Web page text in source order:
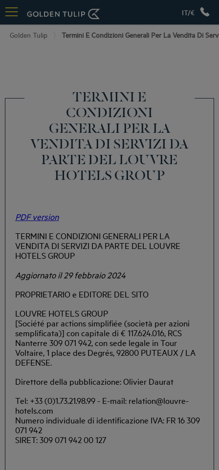
IT/€
Golden Tulip Termini E Condizioni Generali Per La Vendita Di
TERMINI E
CONDIZIONI
GENERALI PER LA
VENDITA DI SERVIZI DA
PARTE DEL LOUVRE
HOTELS GROUP
PDF version
TERMINI E CONDIZIONI GENERALI PER LA
VENDITA DI SERVIZI DA PARTE DEL LOUVRE
HOTELS GROUP
Aggiornato il 29 febbraio 2024
PROPRIETARIO e EDITORE DEL SITO
LOUVRE HOTELS GROUP
[Société par actions simplifiée (società per azioni
semplificata)] con capitale di € 117.624.016, RCS
Nanterre 309 071 942, con sede legale in Tour
Voltaire, 1 place des Degrés, 92800 PUTEAUX / LA
DEFENSE.
Direttore della pubblicazione: Olivier Daurat
Tel: +33 (0)1.73.21.98.99 - E-mail: relation@louvre-
hotels.com
Numero individuale di identificazione IVA: FR 16 309
071 942
SIRET: 309 071 942 00 127